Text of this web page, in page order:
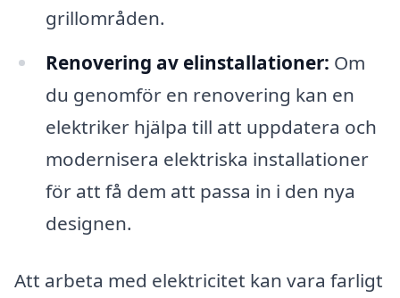
grillområden.
Renovering av elinstallationer: Om
du genomför en renovering kan en
elektriker hjälpa till att uppdatera och
modernisera elektriska installationer
för att få dem att passa in i den nya
designen.
Att arbeta med elektricitet kan vara farligt